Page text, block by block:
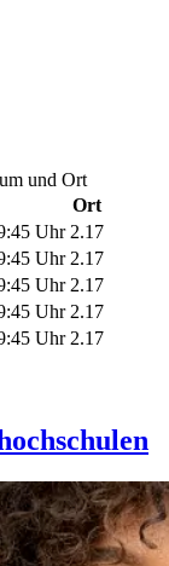
und Ort
Ort
Uhr 2.17
Uhr 2.17
Uhr 2.17
Uhr 2.17
Uhr 2.17